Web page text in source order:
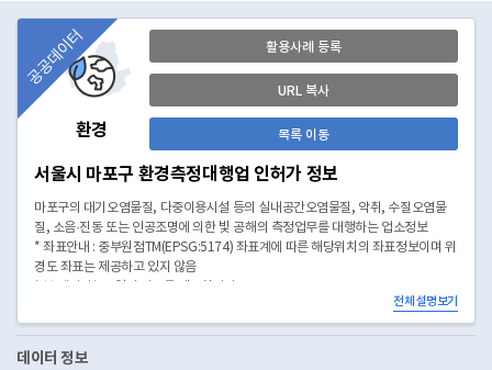
환경
공공데이터 활용사례 등록
URL 복사
목록 이동
서울시 마포구 환경측정대행업 인허가 정보
마포구의 대기오염물질, 다중이용시설 등의 실내공간오염물질, 악취, 수질오염물
질, 소음·진동 또는 인공조명에 의한 빛 공해의 측정업무를 대행하는 업소정보
* 좌표안내 : 중부원점TM(EPSG:5174) 좌표계에 따른 해당위치의 좌표정보이며 위
경도 좌표는 제공하고 있지 않음
* 시군구코드명은 "서울특별시 자치구 기관코드" 데이터셋에서 확인 가능합니다.
(https://data.seoul.go.kr/dataList/OA-22872/S/1/datasetView.do)
전체 설명보기
데이터 정보